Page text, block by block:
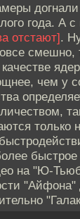
года. А
отстают].
смешно,
чем у
только
на "Ю-
"Айфона"